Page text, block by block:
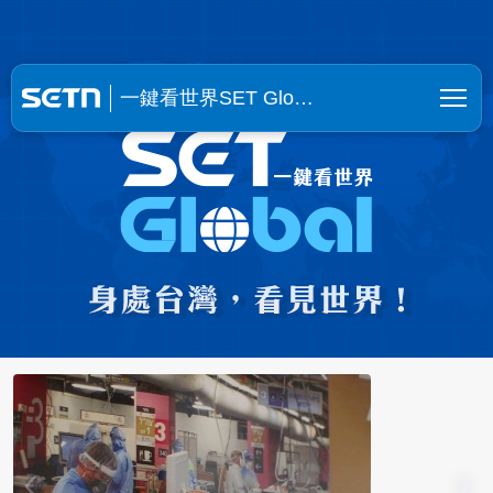
一鍵看世界SET Glo…